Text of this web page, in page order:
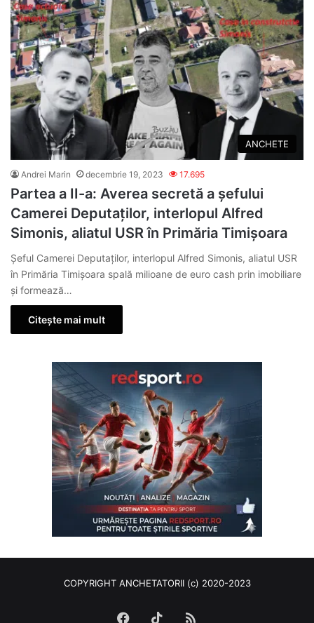
ANCHETE
Andrei Marin decembrie 19, 2023 17.695
Partea a II-a: Averea secretă a șefului
Camerei Deputaților, interlopul Alfred
Simonis, aliatul USR în Primăria Timișoara
Șeful Camerei Deputaților, interlopul Alfred Simonis, aliatul USR
în Primăria Timișoara spală milioane de euro cash prin imobiliare
și formează…
Citește mai mult
COPYRIGHT ANCHETATORII (c) 2020-2023
Facebook
TikTok